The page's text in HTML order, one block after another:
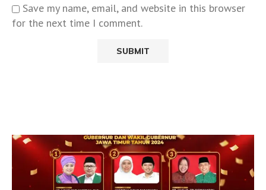
Save my name, email, and website in this browser
for the next time I comment.